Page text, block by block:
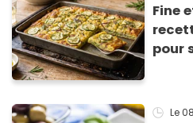
Fine
pour
Le